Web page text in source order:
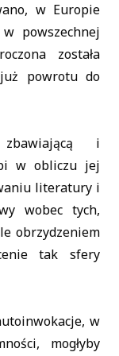
w Europie
powszechnej
została
powrotu do
i
w obliczu jej
literatury i
wobec tych,
obrzydzeniem
tak sfery
w
mogłyby